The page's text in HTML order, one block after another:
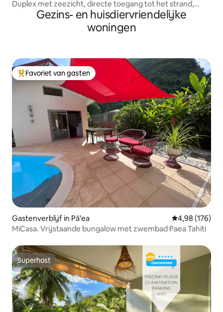
Duplex met zeezicht, directe toegang tot het strand,
Gezins- en huisdiervriendelijke
woningen
Topfavoriet van gasten
Favoriet van gasten
Gastenverblijf in Pā'ea Gemiddelde
4,98 (176)
MiCasa. Vrijstaande bungalow met zwembad Paea Tahiti
Superhost
Superhost